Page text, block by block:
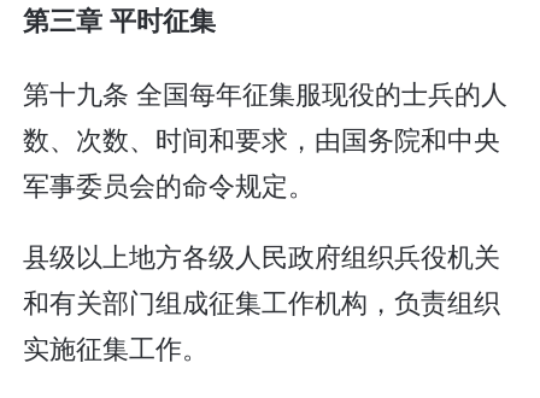
第三章 平时征集
第十九条 全国每年征集服现役的士兵的人
数、次数、时间和要求，由国务院和中央
军事委员会的命令规定。
县级以上地方各级人民政府组织兵役机关
和有关部门组成征集工作机构，负责组织
实施征集工作。